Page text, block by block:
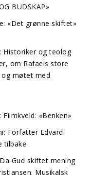
BUDSKAP»
«Det grønne skiftet»
Historiker og teolog
om Rafaels store
og møtet med
«Benken»
Forfatter Edvard
tilbake.
Gud skiftet mening
Musikalsk